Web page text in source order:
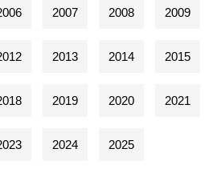
2007 2008 2009
2013 2014 2015
2019 2020 2021
2024 2025